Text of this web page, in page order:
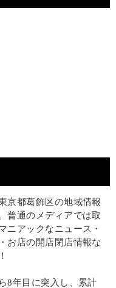
京都葛飾区の地域情報
普通のメディアでは取
ニアックなニュース・
お店の開店閉店情報な
8年目に突入し、累計